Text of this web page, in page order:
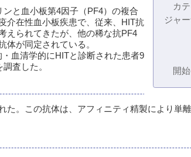
カ
ジャ
開
と血小板第4因子（PF4）の複合
介在性血小板疾患で、従来、HIT抗
えられてきたが、他の稀な抗PF4
が同定されている。
血清学的にHITと診断された患者9
査した。
た。この抗体は、アフィニティ精製により単